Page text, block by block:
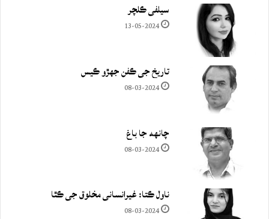
سيلفي ڪلچر
13-05-2024
تاريخ جي ڪفن جھڙو ڪيس
08-03-2024
چانهه جا باغ
08-03-2024
ناول ڪتا: غيرانساني مخلوق جي ڪٿا
08-03-2024